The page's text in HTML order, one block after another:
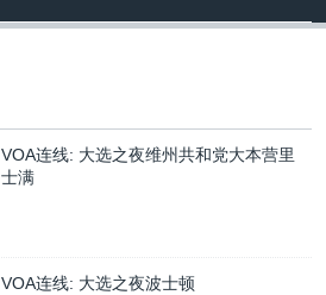
VOA连线: 大选之夜维州共和党大本营里
士满
VOA连线: 大选之夜波士顿